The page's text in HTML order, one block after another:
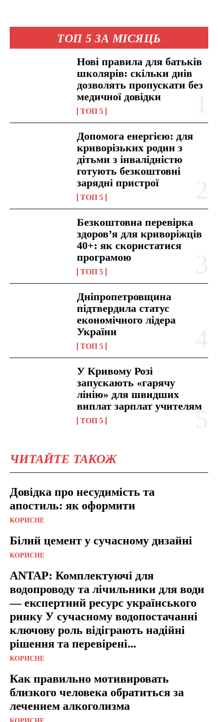
ТОП 5 ЗА МІСЯЦЬ
Нові правила для батьків
школярів: скільки днів
дозволять пропускати без
медичної довідки
ТОП 5
Допомога енергією: для
криворізьких родин з
дітьми з інвалідністю
готують безкоштовні
зарядні пристрої
ТОП 5
Безкоштовна перевірка
здоров’я для криворіжців
40+: як скористатися
програмою
ТОП 5
Дніпропетровщина
підтвердила статус
економічного лідера
України
ТОП 5
У Кривому Розі
запускають «гарячу
лінію» для швидших
виплат зарплат учителям
ТОП 5
ЧИТАЙТЕ ТАКОЖ
Довідка про несудимість та
апостиль: як оформити
КОРИСНЕ
Білий цемент у сучасному дизайні
КОРИСНЕ
ANTAP: Комплектуючі для
водопроводу та лічильники для води
— експертний ресурс українського
ринку У сучасному водопостачанні
ключову роль відіграють надійні
рішення та перевірені...
КОРИСНЕ
Как правильно мотивировать
близкого человека обратиться за
лечением алкоголизма